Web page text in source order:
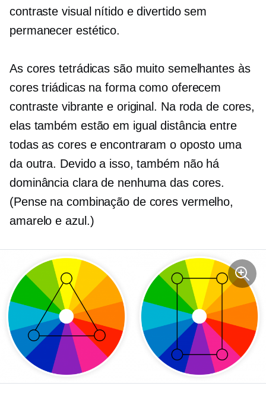
contraste visual nítido e divertido sem
permanecer estético.
As cores tetrádicas são muito semelhantes às
cores triádicas na forma como oferecem
contraste vibrante e original. Na roda de cores,
elas também estão em igual distância entre
todas as cores e encontraram o oposto uma
da outra. Devido a isso, também não há
dominância clara de nenhuma das cores.
(Pense na combinação de cores vermelho,
amarelo e azul.)